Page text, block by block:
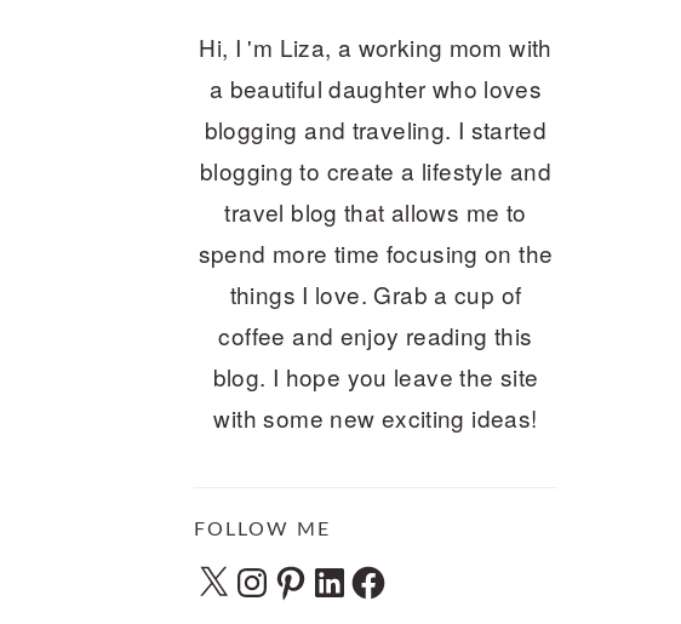
Hi, I 'm Liza, a working mom with
a beautiful daughter who loves
blogging and traveling. I started
blogging to create a lifestyle and
travel blog that allows me to
spend more time focusing on the
things I love. Grab a cup of
coffee and enjoy reading this
blog. I hope you leave the site
with some new exciting ideas!
FOLLOW ME
X Instagram
Pinterest
LinkedInFacebook